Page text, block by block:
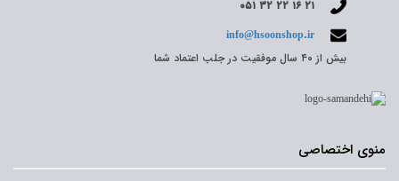
۰۵۱ ۳۲ ۲۲ ۱۶ ۲۱
info@hsoonshop.ir
بیش از ۴۰ سال موفقیت در جلب اعتماد شما
منوی اختصاصی